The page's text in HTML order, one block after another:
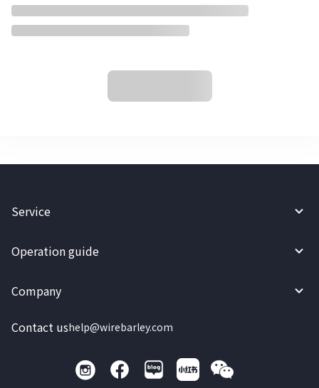
Service
Operation guide
Company
Contact ushelp@wirebarley.com